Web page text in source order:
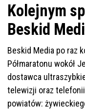
Kolejnym
Beskid
Beskid Media po raz
Półmaratonu wokół
dostawca
telewizji oraz
powiatów: